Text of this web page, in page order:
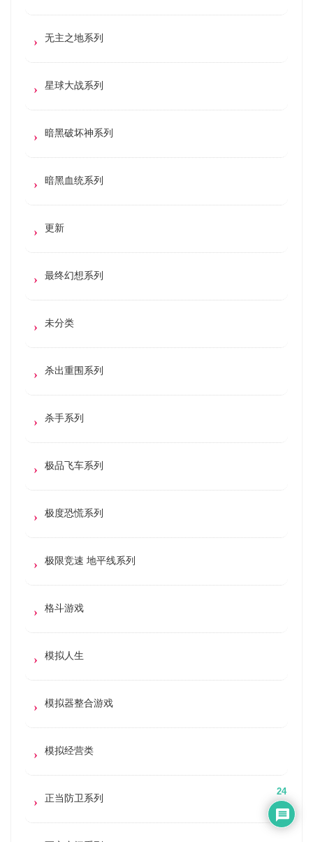
无主之地系列
星球大战系列
暗黑破坏神系列
暗黑血统系列
更新
最终幻想系列
未分类
杀出重围系列
杀手系列
极品飞车系列
极度恐慌系列
极限竞速 地平线系列
格斗游戏
模拟人生
模拟器整合游戏
模拟经营类
正当防卫系列 24